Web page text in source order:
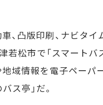
凸版印刷、ナビタイ
若松市で「スマートバ
域情報を電子ペーパ
ス亭」だ。